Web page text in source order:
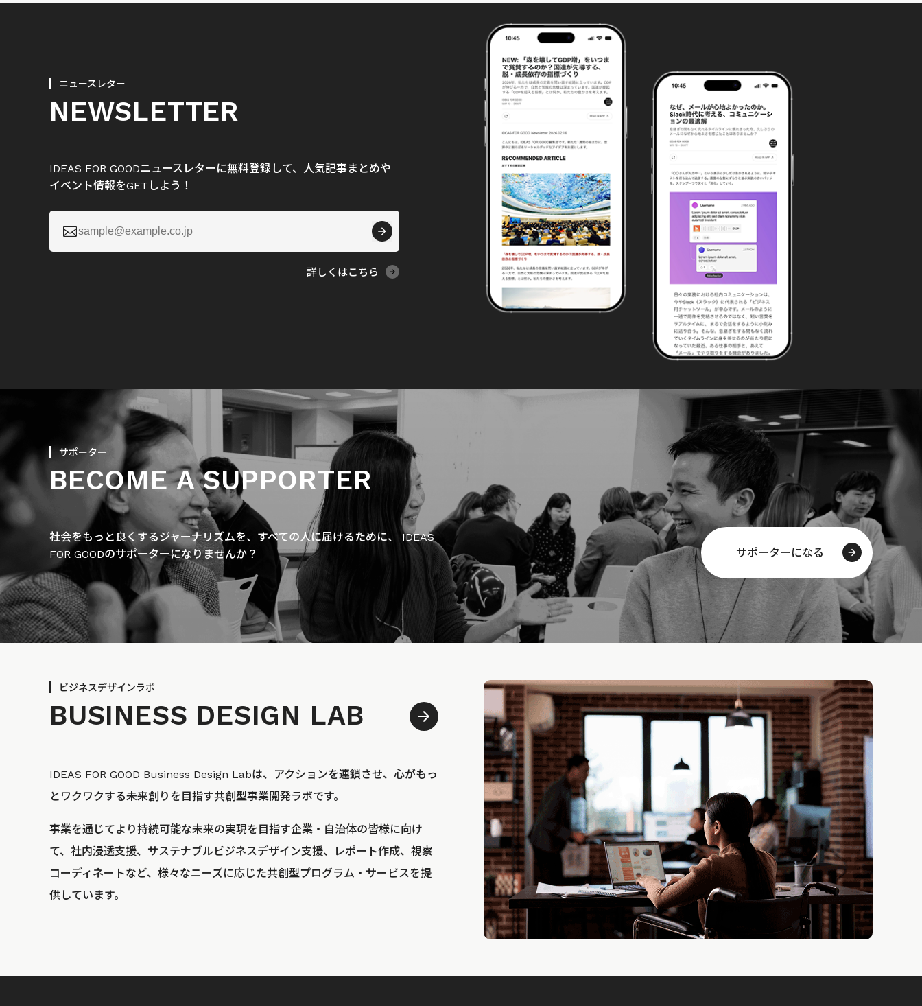
ニュースレター
NEWSLETTER
IDEAS FOR GOODニュースレターに無料登録して、人気記事まとめや
イベント情報をGETしよう！

詳しくはこちら
サポーター
BECOME A SUPPORTER
社会をもっと良くするジャーナリズムを、すべての人に届けるために、 IDEAS
FOR GOODのサポーターになりませんか？
サポーターになる
ビジネスデザインラボ
BUSINESS DESIGN LAB
IDEAS FOR GOOD Business Design Labは、アクションを連鎖させ、心がもっ
とワクワクする未来創りを目指す共創型事業開発ラボです。
事業を通じてより持続可能な未来の実現を目指す企業・自治体の皆様に向け
て、社内浸透支援、サステナブルビジネスデザイン支援、レポート作成、視察
コーディネートなど、様々なニーズに応じた共創型プログラム・サービスを提
供しています。